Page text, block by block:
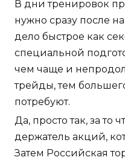
В дни тренировок
нужно сразу после
дело быстрое как
специальной
чем чаще и
трейды, тем
потребуют.
Да, просто так, за то
держатель акций,
Затем Российская